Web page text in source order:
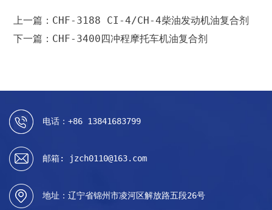
上一篇：CHF-3188 CI-4/CH-4柴油发动机油复合剂
下一篇：CHF-3400四冲程摩托车机油复合剂
电话：+86 13841683799
邮箱: jzch0110@163.com
地址：辽宁省锦州市凌河区解放路五段26号